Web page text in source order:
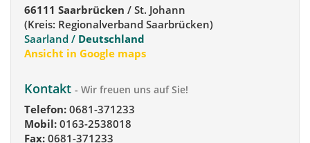
66111 Saarbrücken / St. Johann
(Kreis: Regionalverband Saarbrücken)
Saarland / Deutschland
Ansicht in Google maps
Kontakt - Wir freuen uns auf Sie!
Telefon: 0681-371233
Mobil: 0163-2538018
Fax: 0681-371233